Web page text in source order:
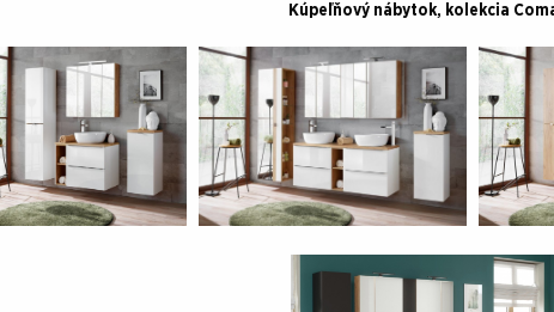
Kúpeľňový nábytok, kolekcia